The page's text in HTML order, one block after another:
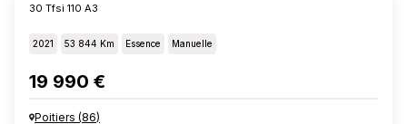
30 Tfsi 110 A3
2021 53 844 Km Essence Manuelle
19 990 €
Poitiers (86)